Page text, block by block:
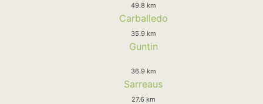
49.8 km
Carballedo
35.9 km
Guntin
36.9 km
Sarreaus
27.6 km